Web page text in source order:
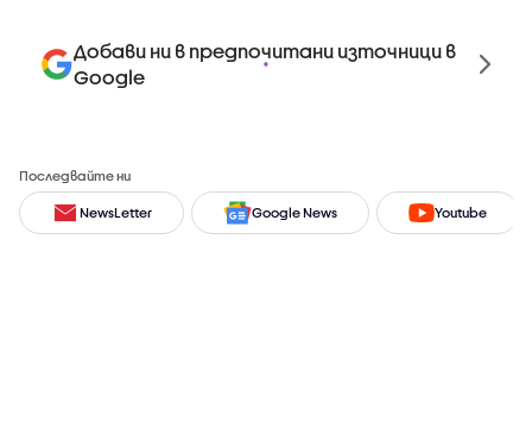
Добави ни в предпочитани източници в
Google
Последвайте ни
NewsLetter Google News Youtube